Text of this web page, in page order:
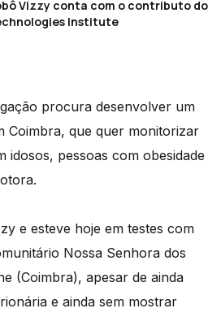
Vizzy conta com o contributo do
Institute
procura desenvolver um
Coimbra, que quer monitorizar
idosos, pessoas com obesidade
e esteve hoje em testes com
Nossa Senhora dos
(Coimbra), apesar de ainda
e ainda sem mostrar